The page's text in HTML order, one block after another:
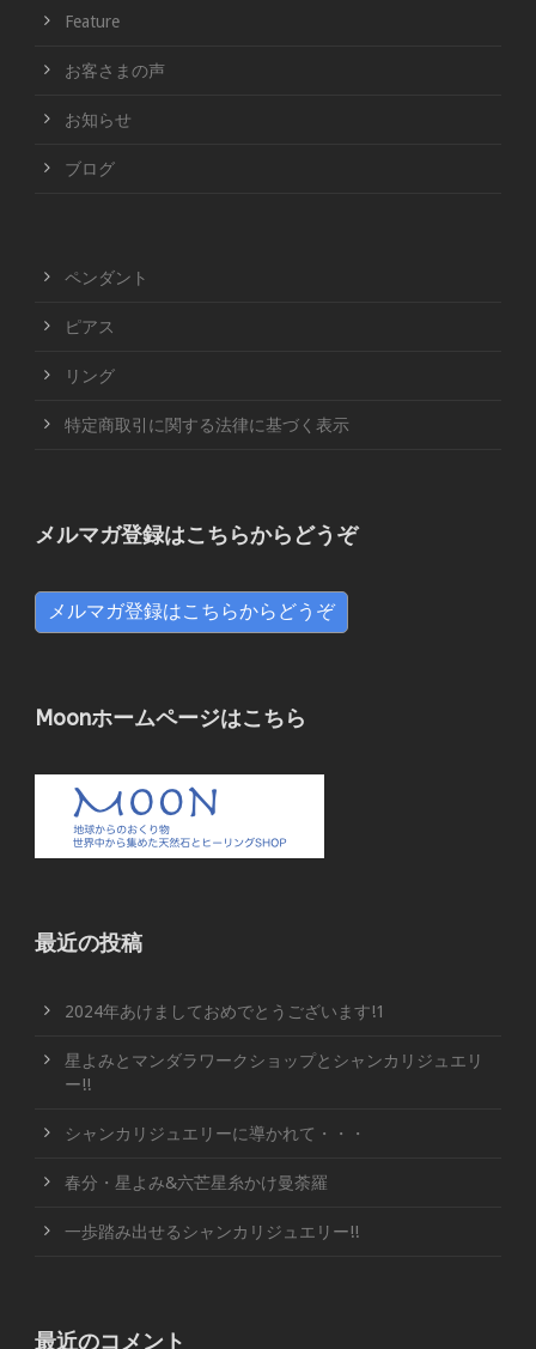
Feature
お客さまの声
お知らせ
ブログ
ペンダント
ピアス
リング
特定商取引に関する法律に基づく表示
メルマガ登録はこちらからどうぞ
メルマガ登録はこちらからどうぞ
Moonホームページはこちら
最近の投稿
2024年あけましておめでとうございます!1
星よみとマンダラワークショップとシャンカリジュエリ
ー!!
シャンカリジュエリーに導かれて・・・
春分・星よみ&六芒星糸かけ曼荼羅
一歩踏み出せるシャンカリジュエリー!!
最近のコメント